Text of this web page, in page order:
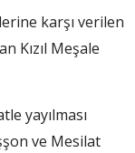
karşı verilen
Kızıl Meşale
yayılması
ve Mesilat